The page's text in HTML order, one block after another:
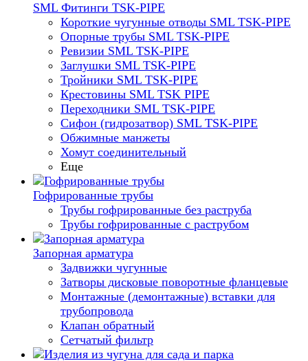
SML Фитинги TSK-PIPE
Короткие чугунные отводы SML TSK-PIPE
Опорные трубы SML TSK-PIPE
Ревизии SML TSK-PIPE
Заглушки SML TSK-PIPE
Тройники SML TSK-PIPE
Крестовины SML TSK PIPE
Переходники SML TSK-PIPE
Сифон (гидрозатвор) SML TSK-PIPE
Обжимные манжеты
Хомут соединительный
Еще
Гофрированные трубы
Трубы гофрированные без раструба
Трубы гофрированные с раструбом
Запорная арматура
Задвижки чугунные
Затворы дисковые поворотные фланцевые
Монтажные (демонтажные) вставки для
трубопровода
Клапан обратный
Сетчатый фильтр